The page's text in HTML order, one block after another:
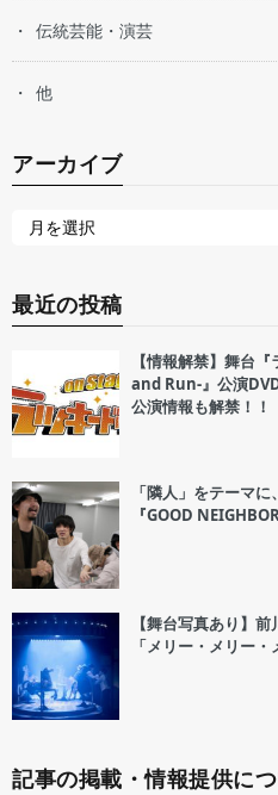
伝統芸能・演芸
他
アーカイブ
最近の投稿
【情報解禁】舞台
and Run-』公演
公演情報も解禁！！
「隣人」をテーマ
『GOOD
【舞台写真あり】
「メリー・メリー
記事の掲載・情報提供に